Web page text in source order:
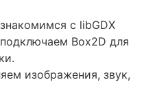
с libGDX
Box2D для
изображения, звук,